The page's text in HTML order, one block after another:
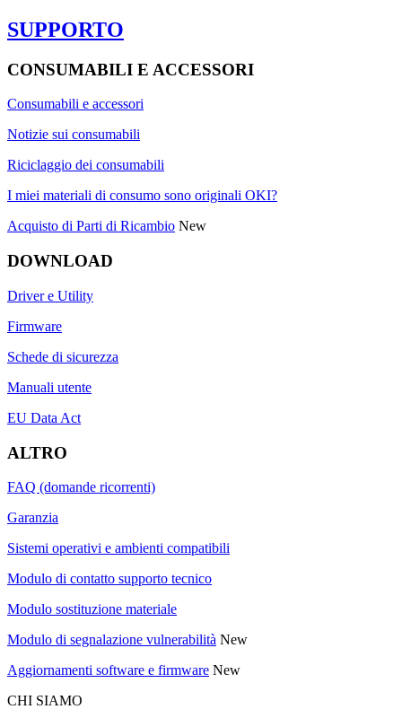
SUPPORTO
CONSUMABILI E ACCESSORI
Consumabili e accessori
Notizie sui consumabili
Riciclaggio dei consumabili
I miei materiali di consumo sono originali OKI?
Acquisto di Parti di Ricambio New
DOWNLOAD
Driver e Utility
Firmware
Schede di sicurezza
Manuali utente
EU Data Act
ALTRO
FAQ (domande ricorrenti)
Garanzia
Sistemi operativi e ambienti compatibili
Modulo di contatto supporto tecnico
Modulo sostituzione materiale
Modulo di segnalazione vulnerabilità New
Aggiornamenti software e firmware New
CHI SIAMO